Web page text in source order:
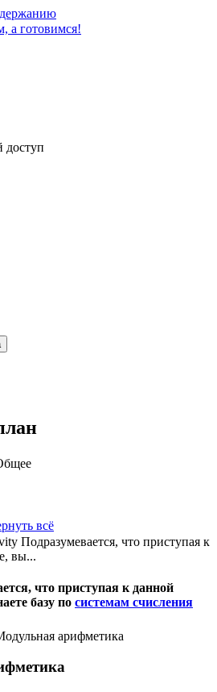
а готовимся!
доступ
всё
Подразумевается, что приступая к
вы...
что приступая к данной
базу по системам счисления
арифметика